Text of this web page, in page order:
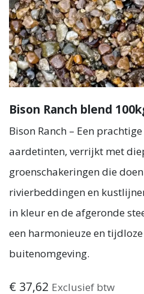
Bison Ranch blend
Bison Ranch – Een
aardetinten, verrijkt met
groenschakeringen die
rivierbeddingen en
in kleur en de afgeronde
een harmonieuze en
buitenomgeving.
€ 37,62 Exclusief btw